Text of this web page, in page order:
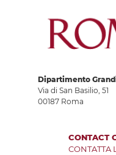
Dipartimento
Via di San Basilio, 51
00187 Roma
CONTACT
CONTATTA